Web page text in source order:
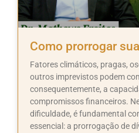
Como prorrogar
Fatores climáticos, pragas,
outros imprevistos podem
consequentemente, a
compromissos financeiros.
dificuldade, é fundamental
essencial: a prorrogação de